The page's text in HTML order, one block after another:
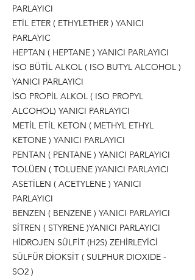
PARLAYICI
ETİL ETER ( ETHYLETHER ) YANICI
PARLAYIC
HEPTAN ( HEPTANE ) YANICI PARLAYICI
İSO BÜTİL ALKOL ( ISO BUTYL ALCOHOL )
YANICI PARLAYICI
İSO PROPİL ALKOL ( ISO PROPYL
ALCOHOL) YANICI PARLAYICI
METİL ETİL KETON ( METHYL ETHYL
KETONE ) YANICI PARLAYICI
PENTAN ( PENTANE ) YANICI PARLAYICI
TOLÜEN ( TOLUENE )YANICI PARLAYICI
ASETİLEN ( ACETYLENE ) YANICI
PARLAYICI
BENZEN ( BENZENE ) YANICI PARLAYICI
SİTREN ( STYRENE )YANICI PARLAYICI
HİDROJEN SÜLFİT (H2S) ZEHİRLEYİCİ
SÜLFÜR DİOKSİT ( SULPHUR DIOXIDE -
SO2 )